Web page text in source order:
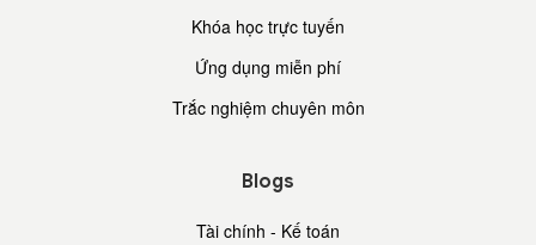
Khóa học trực tuyến
Ứng dụng miễn phí
Trắc nghiệm chuyên môn
Blogs
Tài chính - Kế toán